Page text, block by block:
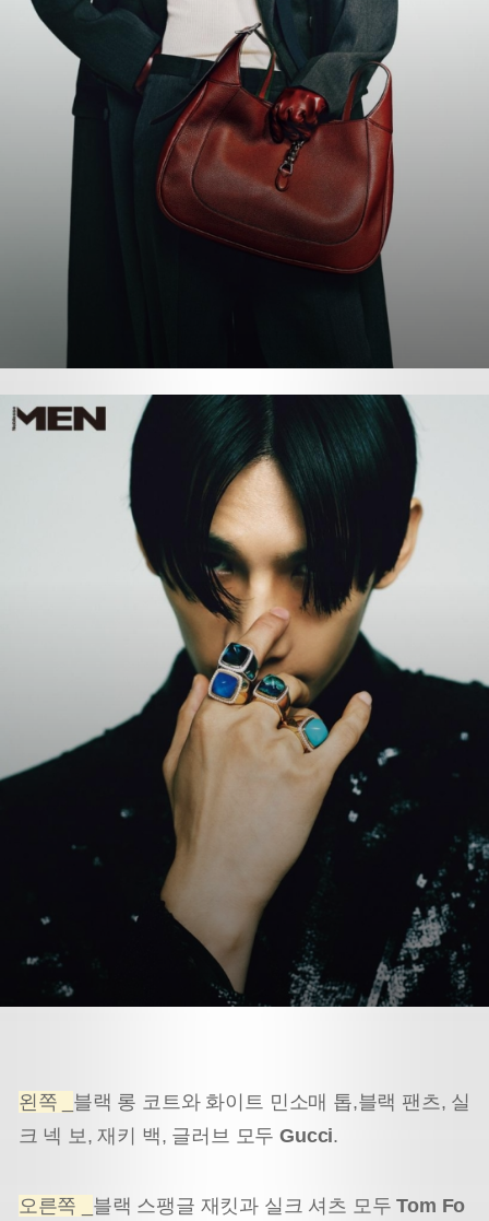
왼쪽 _ 블랙 롱 코트와 화이트 민소매 톱,블랙 팬츠, 실
크 넥 보, 재키 백, 글러브 모두Gucci.
오른쪽 _ 블랙 스팽글 재킷과 실크 셔츠 모두Tom Fo